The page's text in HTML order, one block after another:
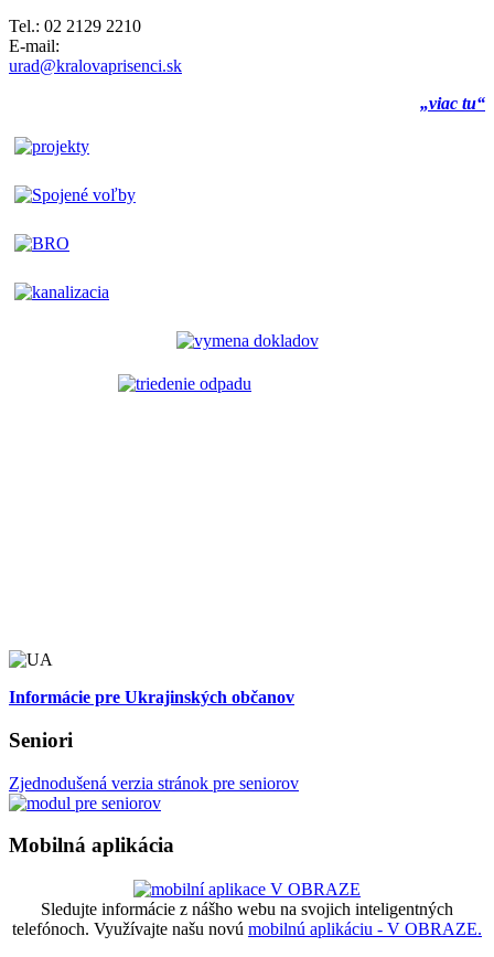
Tel.: 02 2129 2210
E-mail:
urad@kralovaprisenci.sk
„viac tu“
Informácie pre Ukrajinských občanov
Seniori
Zjednodušená verzia stránok pre seniorov
Mobilná aplikácia
Sledujte informácie z nášho webu na svojich inteligentných
telefónoch. Využívajte našu novú mobilnú aplikáciu - V OBRAZE.